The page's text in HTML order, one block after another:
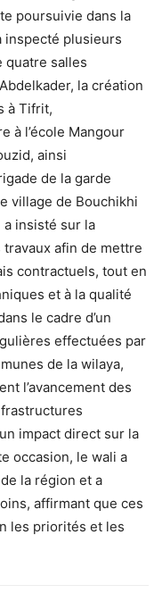
poursuivie dans la
inspecté plusieurs
quatre salles
la création
à Tifrit,
à l’école Mangour
ainsi
de la garde
village de Bouchikhi
insisté sur la
afin de mettre
contractuels, tout en
et à la qualité
le cadre d’un
effectuées par
de la wilaya,
l’avancement des
impact direct sur la
occasion, le wali a
la région et a
affirmant que ces
les priorités et les